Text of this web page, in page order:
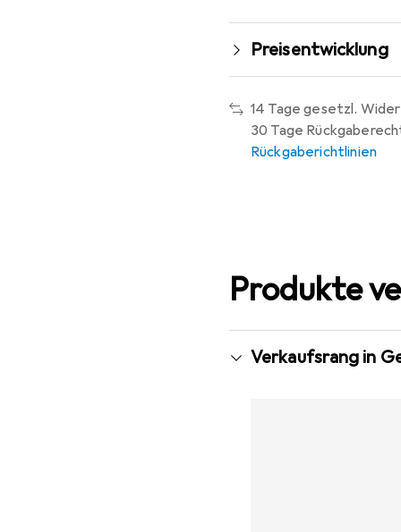
Preisentwicklung
14 Tage gesetzl.
30 Tage
Rückgaberichtlinien
Produkte
Verkaufsrang in